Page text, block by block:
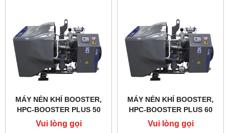
MÁY NÉN KHÍ BOOSTER,
HPC-BOOSTER PLUS 50
Vui lòng gọi
MÁY NÉN KHÍ BOOSTER,
HPC-BOOSTER PLUS 60
Vui lòng gọi